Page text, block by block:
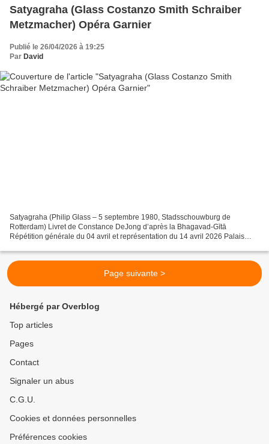
Satyagraha (Glass Costanzo Smith Schraiber
Metzmacher) Opéra Garnier
Publié le 26/04/2026 à 19:25
Par David
Satyagraha (Philip Glass – 5 septembre 1980, Stadsschouwburg de
Rotterdam) Livret de Constance DeJong d’après la Bhagavad-Gītā
Répétition générale du 04 avril et représentation du 14 avril 2026 Palais
Page suivante >
Hébergé par Overblog
Top articles
Pages
Contact
Signaler un abus
C.G.U.
Cookies et données personnelles
Préférences cookies